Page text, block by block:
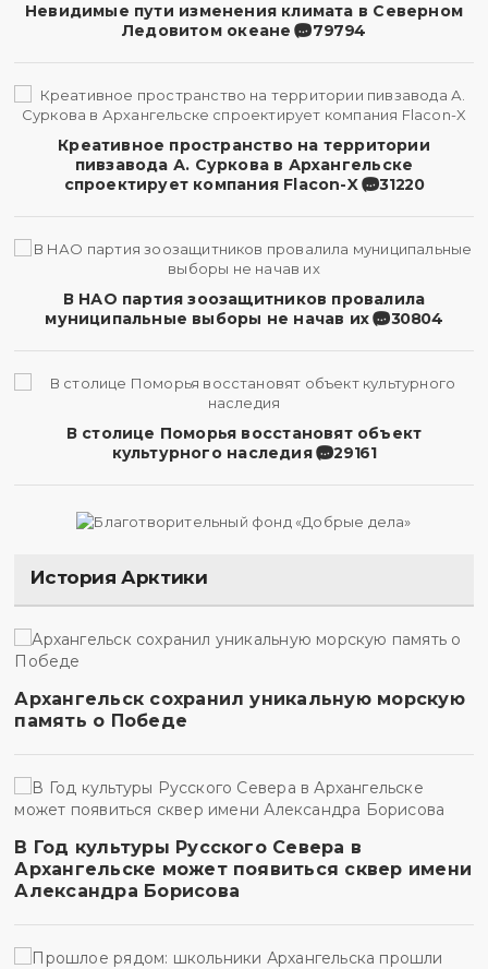
Невидимые пути изменения климата в Северном
Ледовитом океане
79794
Креативное пространство на территории
пивзавода А. Суркова в Архангельске
спроектирует компания Flacon-X
31220
В НАО партия зоозащитников провалила
муниципальные выборы не начав их
30804
В столице Поморья восстановят объект
культурного наследия
29161
История Арктики
Архангельск сохранил уникальную морскую
память о Победе
В Год культуры Русского Севера в
Архангельске может появиться сквер имени
Александра Борисова